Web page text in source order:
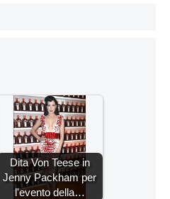
Dita Von Teese in
Jenny Packham per
l'evento della…